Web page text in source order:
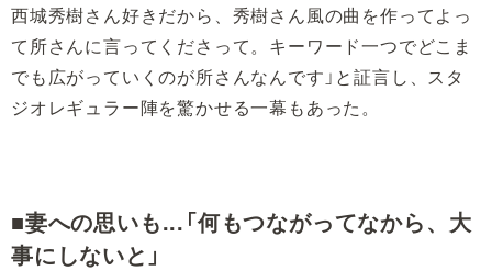
西城秀樹さん好きだから、秀樹さん風の曲を作ってよっ
て所さんに言ってくださって。キーワード一つでどこま
でも広がっていくのが所さんなんです」と証言し、スタ
ジオレギュラー陣を驚かせる一幕もあった。
■妻への思いも...「何もつながってなから、大
事にしないと」